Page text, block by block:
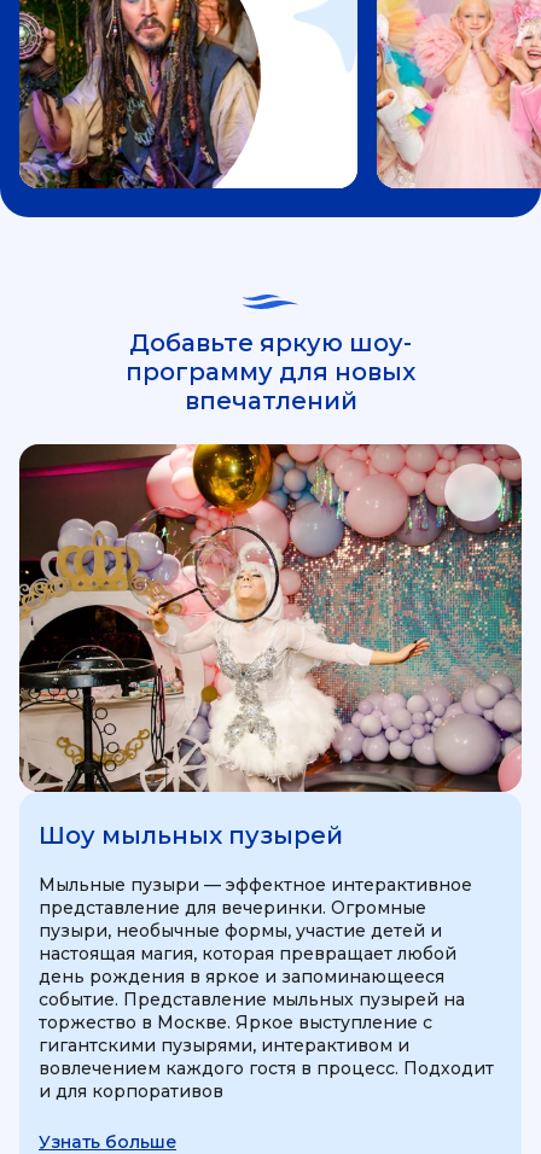
Добавьте яркую шоу-
программу для новых
впечатлений
Шоу мыльных пузырей
Мыльные пузыри — эффектное интерактивное
представление для вечеринки. Огромные
пузыри, необычные формы, участие детей и
настоящая магия, которая превращает любой
день рождения в яркое и запоминающееся
событие. Представление мыльных пузырей на
торжество в Москве. Яркое выступление с
гигантскими пузырями, интерактивом и
вовлечением каждого гостя в процесс. Подходит
и для корпоративов
Узнать больше